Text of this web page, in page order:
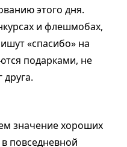
этого дня.
и флешмобах,
«спасибо» на
подарками, не
друга.
значение хороших
повседневной